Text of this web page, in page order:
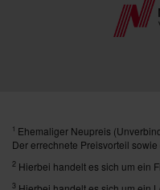
1 Ehemaliger Neupreis
Der errechnete Preisvorteil
2 Hierbei handelt es sich um ein
3